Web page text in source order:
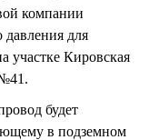
компании
давления для
участке Кировская
будет
в подземном